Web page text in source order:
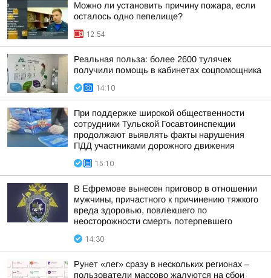
Можно ли установить причину пожара, если
осталось одно пепелище?
12:54
Реальная польза: более 2600 тулячек
получили помощь в кабинетах соцпомощника
14:10
При поддержке широкой общественности
сотрудники Тульской Госавтоинспекции
продолжают выявлять факты нарушения
ПДД участниками дорожного движения
15:10
В Ефремове вынесен приговор в отношении
мужчины, причастного к причинению тяжкого
вреда здоровью, повлекшего по
неосторожности смерть потерпевшего
14:30
Рунет «лег» сразу в нескольких регионах –
пользователи массово жалуются на сбои